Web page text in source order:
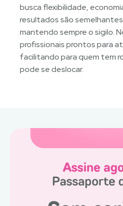
busca flexibilidade,
resultados são
mantendo sempre o sigilo.
profissionais prontos para
facilitando para quem tem
pode se deslocar.